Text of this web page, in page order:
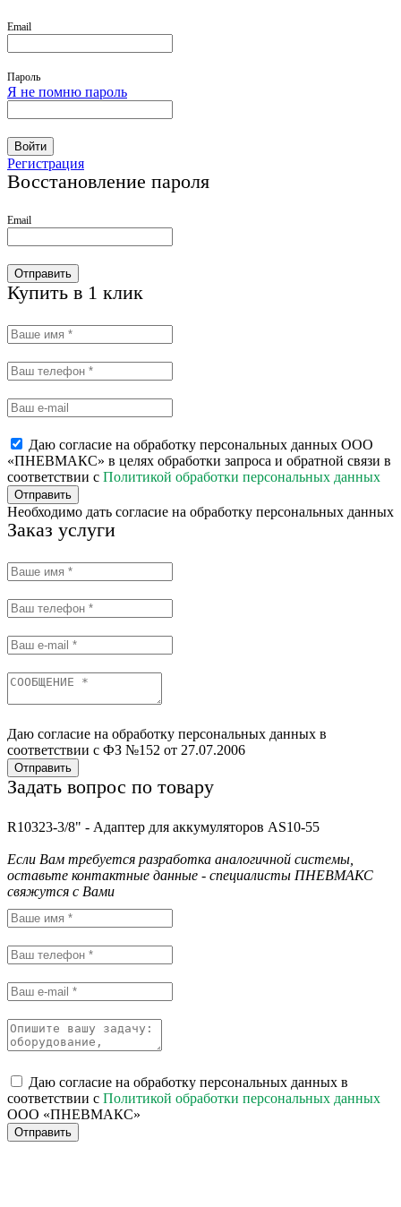
Email
Пароль
Я не помню пароль
Войти
Регистрация
Восстановление пароля
Email
Отправить
Купить в 1 клик
Даю согласие на обработку персональных данных ООО
«ПНЕВМАКС» в целях обработки запроса и обратной связи в
соответствии с Политикой обработки персональных данных
Отправить
Необходимо дать согласие на обработку персональных данных
Заказ услуги
Даю согласие на обработку персональных данных в
соответствии с ФЗ №152 от 27.07.2006
Отправить
Задать вопрос по товару
R10323-3/8" - Адаптер для аккумуляторов AS10-55
Если Вам требуется разработка аналогичной системы,
оставьте контактные данные - специалисты ПНЕВМАКС
свяжутся с Вами
Даю согласие на обработку персональных данных в
соответствии с Политикой обработки персональных данных
ООО «ПНЕВМАКС»
Отправить